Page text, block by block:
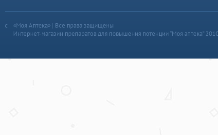
«Моя Аптека» | Все права защищены
Интернет-магазин препаратов для повышения потенции “Моя аптека”